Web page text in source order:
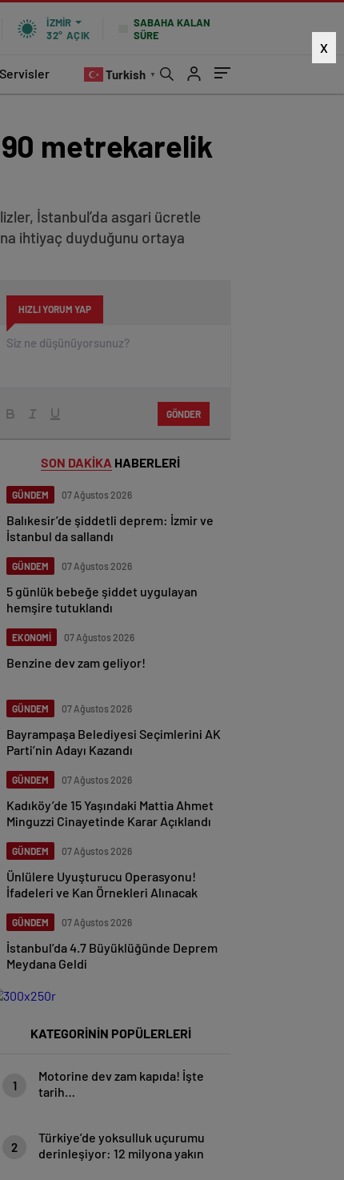
İZMIR
32° AÇIK
SABAHA KALAN
SÜRE
Servisler Turkish ▼
X
metrekarelik
İstanbul’da asgari ücretle
ihtiyaç duyduğunu ortaya
HIZLI YORUM YAP
GÖNDER
SON DAKİKA HABERLERİ
GÜNDEM 07 Ağustos 2026
Balıkesir’de şiddetli deprem: İzmir ve
İstanbul da sallandı
GÜNDEM 07 Ağustos 2026
5 günlük bebeğe şiddet uygulayan
hemşire tutuklandı
EKONOMİ 07 Ağustos 2026
Benzine dev zam geliyor!
GÜNDEM 07 Ağustos 2026
Bayrampaşa Belediyesi Seçimlerini AK
Parti’nin Adayı Kazandı
GÜNDEM 07 Ağustos 2026
Kadıköy’de 15 Yaşındaki Mattia Ahmet
Minguzzi Cinayetinde Karar Açıklandı
GÜNDEM 07 Ağustos 2026
Ünlülere Uyuşturucu Operasyonu!
İfadeleri ve Kan Örnekleri Alınacak
GÜNDEM 07 Ağustos 2026
İstanbul’da 4.7 Büyüklüğünde Deprem
Meydana Geldi
KATEGORİNİN POPÜLERLERİ
1
Motorine dev zam kapıda! İşte
tarih…
2
Türkiye’de yoksulluk uçurumu
derinleşiyor: 12 milyona yakın